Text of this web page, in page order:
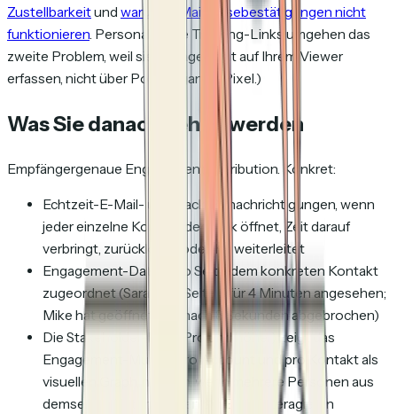
Zustellbarkeitund warum E-Mail-Lesebestätigungen nicht
funktionieren. Personalisierte Tracking-Links umgehen das
zweite Problem, weil sie Engagement auf Ihrem Viewer
erfassen, nicht über Posteingangs-Pixel.)
Was Sie danach sehen werden
Empfängergenaue Engagement-Attribution. Konkret:
Echtzeit-E-Mail- und Slack-Benachrichtigungen, wenn
jeder einzelne Kontakt den Link öffnet, Zeit darauf
verbringt, zurückkehrt oder ihn weiterleitet
Engagement-Daten pro Seite, dem konkreten Kontakt
zugeordnet (Sarah hat Seite 3 für 4 Minuten angesehen;
Mike hat geöffnet und nach 8 Sekunden abgebrochen)
Die Stakeholder-Map (Pro und höher) zeigt das
Engagement-Muster pro Account und pro Kontakt als
visuellen Graph, nützlich, wenn mehrere Personen aus
demselben Unternehmen am Ende interagieren